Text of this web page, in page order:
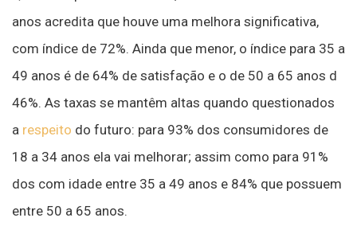
anos acredita que houve uma melhora significativa,
com índice de 72%. Ainda que menor, o índice para 35 a
49 anos é de 64% de satisfação e o de 50 a 65 anos d
46%. As taxas se mantêm altas quando questionados
a respeito do futuro: para 93% dos consumidores de
18 a 34 anos ela vai melhorar; assim como para 91%
dos com idade entre 35 a 49 anos e 84% que possuem
entre 50 a 65 anos.